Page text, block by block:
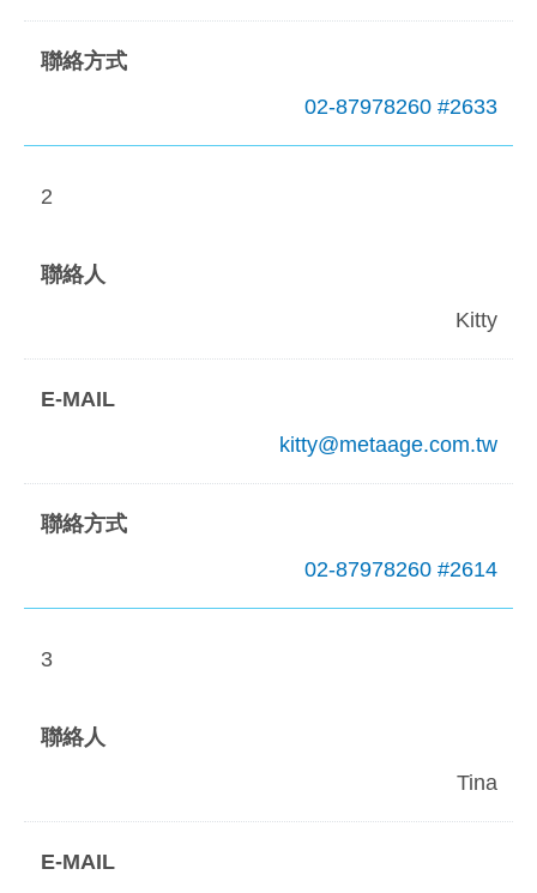
02-87978260 #2633
2
Kitty
kitty@metaage.com.tw
02-87978260 #2614
3
Tina